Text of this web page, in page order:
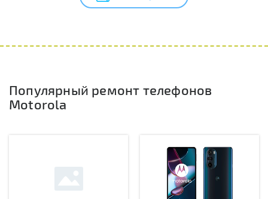
Популярный ремонт телефонов
Motorola